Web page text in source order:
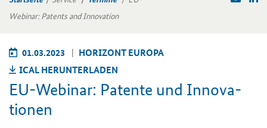
Webinar: Patents and Innovation
01.03.2023
HO­RI­ZONT EU­RO­PA
ICAL HER­UN­TER­LA­DEN
EU-​Webinar: Pa­ten­te und In­no­va­
tio­nen